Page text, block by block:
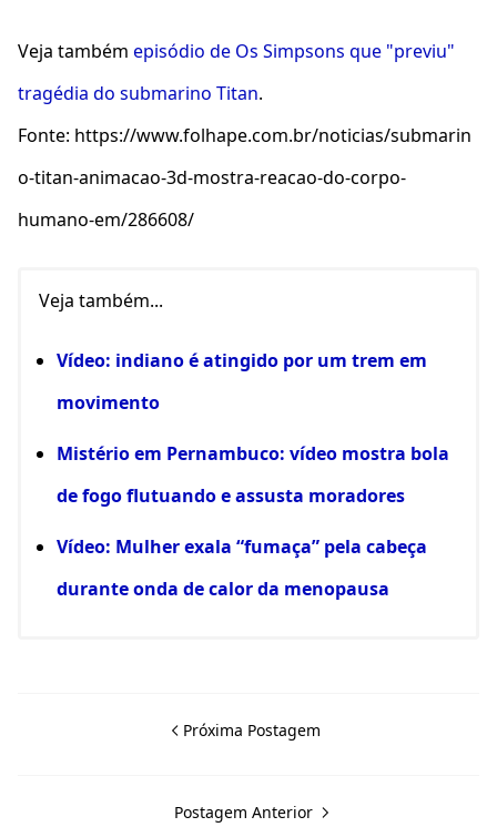
Veja também episódio de Os Simpsons que "previu"
tragédia do submarino Titan.
Fonte: https://www.folhape.com.br/noticias/submarin
o-titan-animacao-3d-mostra-reacao-do-corpo-
humano-em/286608/
Veja também...
Vídeo: indiano é atingido por um trem em
movimento
Mistério em Pernambuco: vídeo mostra bola
de fogo flutuando e assusta moradores
Vídeo: Mulher exala “fumaça” pela cabeça
durante onda de calor da menopausa
Próxima Postagem
Postagem Anterior